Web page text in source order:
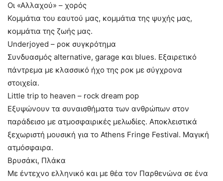
Οι «Αλλαχού» – χορός
Κομμάτια του εαυτού μας, κομμάτια της ψυχής μας,
κομμάτια της ζωής μας.
Underjoyed – ροκ συγκρότημα
Συνδυασμός alternative, garage και blues. Εξαιρετικό
πάντρεμα με κλασσικό ήχο της ροκ με σύγχρονα
στοιχεία.
Little trip to heaven – rock dream pop
Εξυψώνουν τα συναισθήματα των ανθρώπων στον
παράδεισο με ατμοσφαιρικές μελωδίες. Αποκλειστικά
ξεχωριστή μουσική για το Athens Fringe Festival. Μαγική
ατμόσφαιρα.
Βρυσάκι, Πλάκα
Με έντεχνο ελληνικό και με θέα τον Παρθενώνα σε ένα